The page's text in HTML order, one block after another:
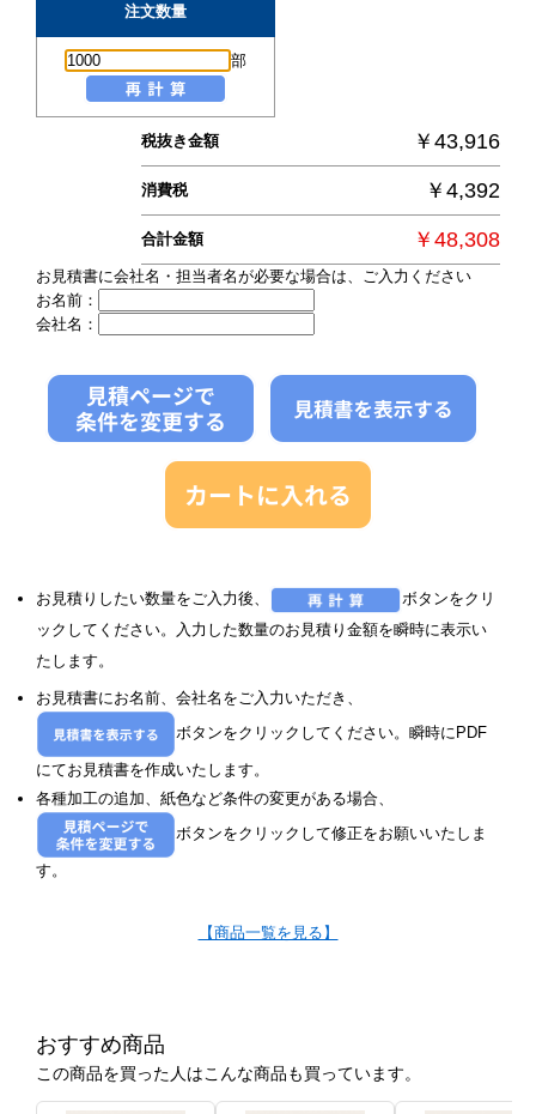
注文数量
部
税抜き金額 ￥43,916
消費税 ￥4,392
合計金額 ￥48,308
お見積書に会社名・担当者名が必要な場合は、ご入力ください
お名前：
会社名：
お見積りしたい数量をご入力後、
ボタンをクリ
ックしてください。入力した数量のお見積り金額を瞬時に表示い
たします。
お見積書にお名前、会社名をご入力いただき、
ボタンをクリックしてください。瞬時にPDF
にてお見積書を作成いたします。
各種加工の追加、紙色など条件の変更がある場合、
ボタンをクリックして修正をお願いいたしま
す。
【商品一覧を見る】
おすすめ商品
この商品を買った人はこんな商品も買っています。